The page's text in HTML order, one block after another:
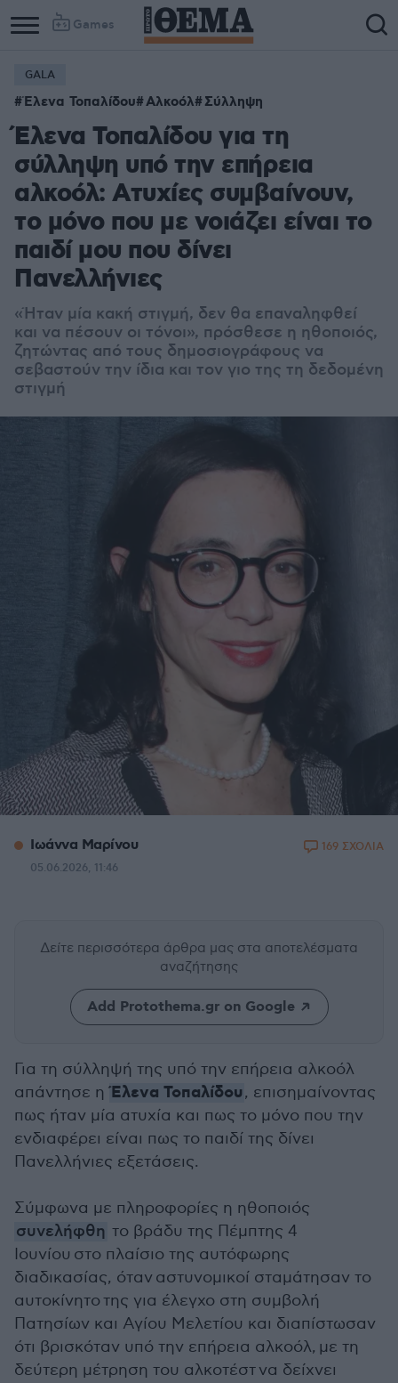
Games
GALA
Έλενα Τοπαλίδου Αλκοόλ Σύλληψη
Έλενα Τοπαλίδου για τη
σύλληψη υπό την επήρεια
αλκοόλ: Ατυχίες συμβαίνουν,
το μόνο που με νοιάζει είναι το
παιδί μου που δίνει
Πανελλήνιες
«Ήταν μία κακή στιγμή, δεν θα επαναληφθεί
και να πέσουν οι τόνοι», πρόσθεσε η ηθοποιός,
ζητώντας από τους δημοσιογράφους να
σεβαστούν την ίδια και τον γιο της τη δεδομένη
στιγμή
Ιωάννα Μαρίνου
05.06.2026, 11:46
169 ΣΧΟΛΙΑ
Δείτε περισσότερα άρθρα μας στα αποτελέσματα
αναζήτησης
Add Protothema.gr on Google
Για τη σύλληψή της υπό την επήρεια αλκοόλ
απάντησε ηΈλενα Τοπαλίδου, επισημαίνοντας
πως ήταν μία ατυχία και πως το μόνο που την
ενδιαφέρει είναι πως το παιδί της δίνει
Πανελλήνιες εξετάσεις.
Σύμφωνα με πληροφορίες η ηθοποιός
συνελήφθη το βράδυ της Πέμπτης 4
Ιουνίου στο πλαίσιο της αυτόφωρης
διαδικασίας, όταν αστυνομικοί σταμάτησαν το
αυτοκίνητο της για έλεγχο στη συμβολή
Πατησίων και Αγίου Μελετίου και διαπίστωσαν
ότι βρισκόταν υπό την επήρεια αλκοόλ, με τη
δεύτερη μέτρηση του αλκοτέστ να δείχνει